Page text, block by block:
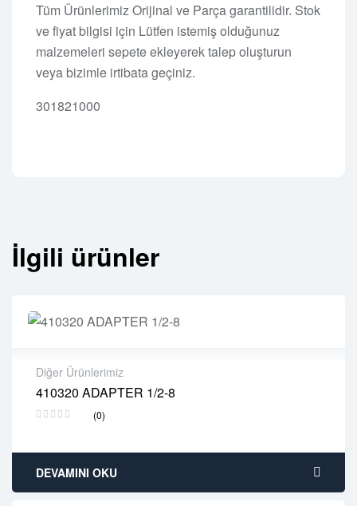
Tüm Ürünlerimiz Orijinal ve Parça garantilidir. Stok
ve fiyat bilgisi için Lütfen istemiş olduğunuz
malzemeleri sepete ekleyerek talep oluşturun
veya bizimle irtibata geçiniz.
301821000
İlgili ürünler
Diğer Ürünlerimiz
410320 ADAPTER 1/2-8
(0)
2 years warranty
Delivery time: 1-2 business days
DEVAMINI OKU